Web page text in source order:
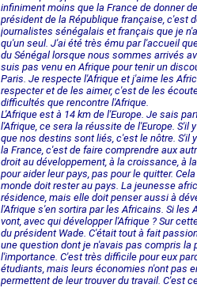
infiniment moins que la France de donner
président de la République française, c'est
journalistes sénégalais et français que je
qu'un seul. J'ai été très ému par l'accueil
du Sénégal lorsque nous sommes arrivés
suis pas venu en Afrique pour tenir un
Paris. Je respecte l'Afrique et j'aime les
respecter et de les aimer, c'est de les
difficultés que rencontre l'Afrique.
L'Afrique est à 14 km de l'Europe. Je sais
l'Afrique, ce sera la réussite de l'Europe. S'il
que nos destins sont liés, c'est le nôtre. S'il
la France, c'est de faire comprendre aux
droit au développement, à la croissance, à
pour aider leur pays, pas pour le quitter.
monde doit rester au pays. La jeunesse
résidence, mais elle doit penser aussi à
l'Afrique s'en sortira par les Africains. Si les
vont, avec qui développer l'Afrique ? Sur
du président Wade. C'était tout à fait
une question dont je n'avais pas compris la
l'importance. C'est très difficile pour eux
étudiants, mais leurs économies n'ont pas
permettent de leur trouver du travail. C'est